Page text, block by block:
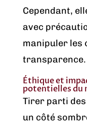
Cependant,
avec
manipuler les
transparence.
Éthique et
potentielles du
Tirer parti
un côté